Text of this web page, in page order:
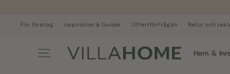
För företag Inspiration & Guider Offertförfrågan Retur och
Sidnavigering Hem &